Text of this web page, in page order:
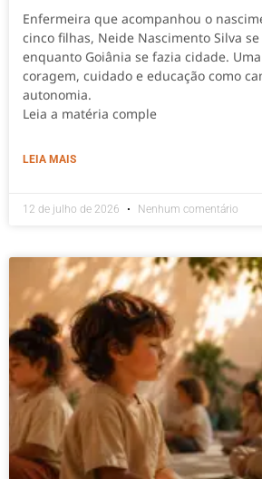
Enfermeira que acompanhou o
cinco filhas, Neide Nascimento Silva
enquanto Goiânia se fazia cidade.
coragem, cuidado e educação como
autonomia.
Leia a matéria comple
LEIA MAIS
12 de julho de 2026 Nenhum comentário